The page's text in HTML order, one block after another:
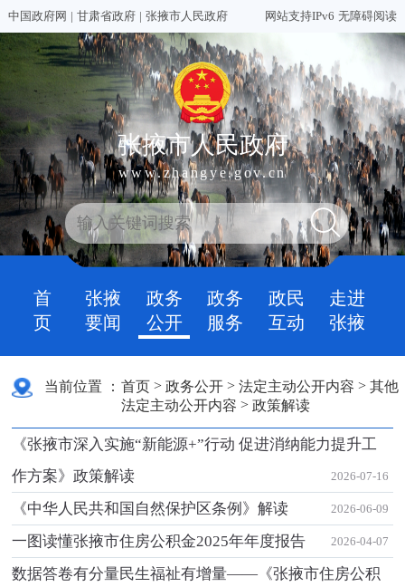
中国政府网 | 甘肃省政府 | 张掖市人民政府 网站支持IPv6 无障碍阅读
张掖市人民政府
www.zhangye.gov.cn
首
页
张掖
要闻
政务
公开
政务
服务
政民
互动
走进
张掖
当前位置 ： 首页 >政务公开 >法定主动公开内容 >其他
法定主动公开内容 >政策解读
《张掖市深入实施“新能源+”行动 促进消纳能力提升工
作方案》政策解读
2026-07-16
《中华人民共和国自然保护区条例》解读 2026-06-09
一图读懂张掖市住房公积金2025年年度报告 2026-04-07
数据答卷有分量民生福祉有增量——《张掖市住房公积